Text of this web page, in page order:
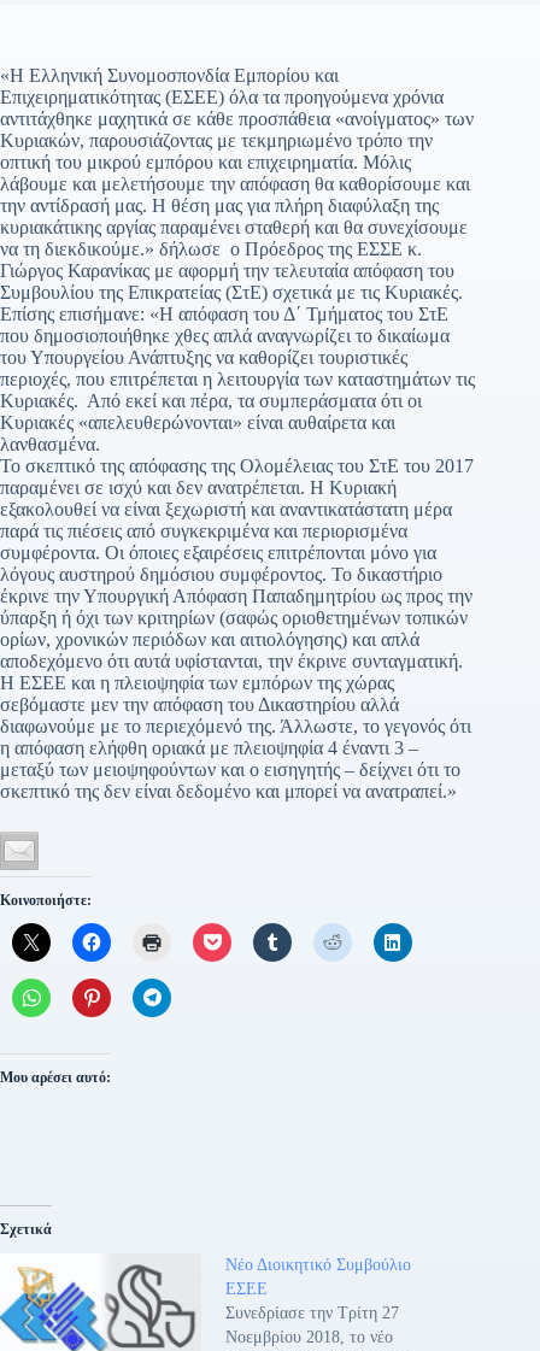
«Η Ελληνική Συνομοσπονδία Εμπορίου και
Επιχειρηματικότητας (ΕΣΕΕ) όλα τα προηγούμενα χρόνια
αντιτάχθηκε μαχητικά σε κάθε προσπάθεια «ανοίγματος» των
Κυριακών, παρουσιάζοντας με τεκμηριωμένο τρόπο την
οπτική του μικρού εμπόρου και επιχειρηματία. Μόλις
λάβουμε και μελετήσουμε την απόφαση θα καθορίσουμε και
την αντίδρασή μας. Η θέση μας για πλήρη διαφύλαξη της
κυριακάτικης αργίας παραμένει σταθερή και θα συνεχίσουμε
να τη διεκδικούμε.» δήλωσε ο Πρόεδρος της ΕΣΣΕ κ.
Γιώργος Καρανίκας με αφορμή την τελευταία απόφαση του
Συμβουλίου της Επικρατείας (ΣτΕ) σχετικά με τις Κυριακές.
Επίσης επισήμανε: «Η απόφαση του Δ΄ Τμήματος του ΣτΕ
που δημοσιοποιήθηκε χθες απλά αναγνωρίζει το δικαίωμα
του Υπουργείου Ανάπτυξης να καθορίζει τουριστικές
περιοχές, που επιτρέπεται η λειτουργία των καταστημάτων τις
Κυριακές. Από εκεί και πέρα, τα συμπεράσματα ότι οι
Κυριακές «απελευθερώνονται» είναι αυθαίρετα και
λανθασμένα.
Το σκεπτικό της απόφασης της Ολομέλειας του ΣτΕ του 2017
παραμένει σε ισχύ και δεν ανατρέπεται. Η Κυριακή
εξακολουθεί να είναι ξεχωριστή και αναντικατάστατη μέρα
παρά τις πιέσεις από συγκεκριμένα και περιορισμένα
συμφέροντα. Οι όποιες εξαιρέσεις επιτρέπονται μόνο για
λόγους αυστηρού δημόσιου συμφέροντος. Το δικαστήριο
έκρινε την Υπουργική Απόφαση Παπαδημητρίου ως προς την
ύπαρξη ή όχι των κριτηρίων (σαφώς οριοθετημένων τοπικών
ορίων, χρονικών περιόδων και αιτιολόγησης) και απλά
αποδεχόμενο ότι αυτά υφίστανται, την έκρινε συνταγματική.
Η ΕΣΕΕ και η πλειοψηφία των εμπόρων της χώρας
σεβόμαστε μεν την απόφαση του Δικαστηρίου αλλά
διαφωνούμε με το περιεχόμενό της. Άλλωστε, το γεγονός ότι
η απόφαση ελήφθη οριακά με πλειοψηφία 4 έναντι 3 –
μεταξύ των μειοψηφούντων και ο εισηγητής – δείχνει ότι το
σκεπτικό της δεν είναι δεδομένο και μπορεί να ανατραπεί.»
Κοινοποιήστε:
Μου αρέσει αυτό:
Σχετικά
Νέο Διοικητικό Συμβούλιο
ΕΣΕΕ
Συνεδρίασε την Τρίτη 27
Νοεμβρίου 2018, το νέο